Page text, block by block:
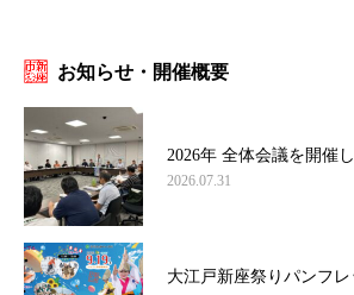
お知らせ・開催概要
2026年 全体会議を開催し
2026.07.31
大江戸新座祭りパンフ